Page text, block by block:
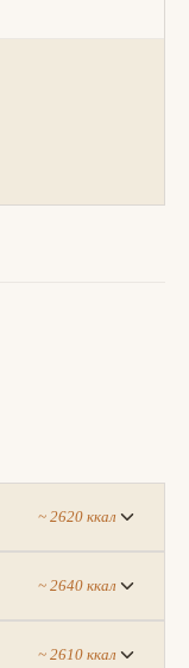
~ 2620 ккал
~ 2640 ккал
~ 2610 ккал